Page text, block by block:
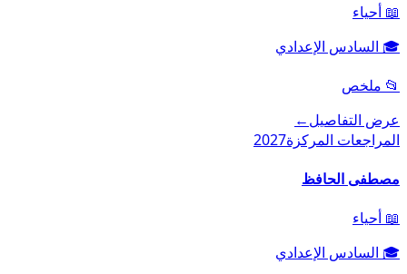
📖 أحياء
🎓 السادس الإعدادي
📂 ملخص
عرض التفاصيل←
المراجعات المركزة2027
مصطفى الحافظ
📖 أحياء
🎓 السادس الإعدادي